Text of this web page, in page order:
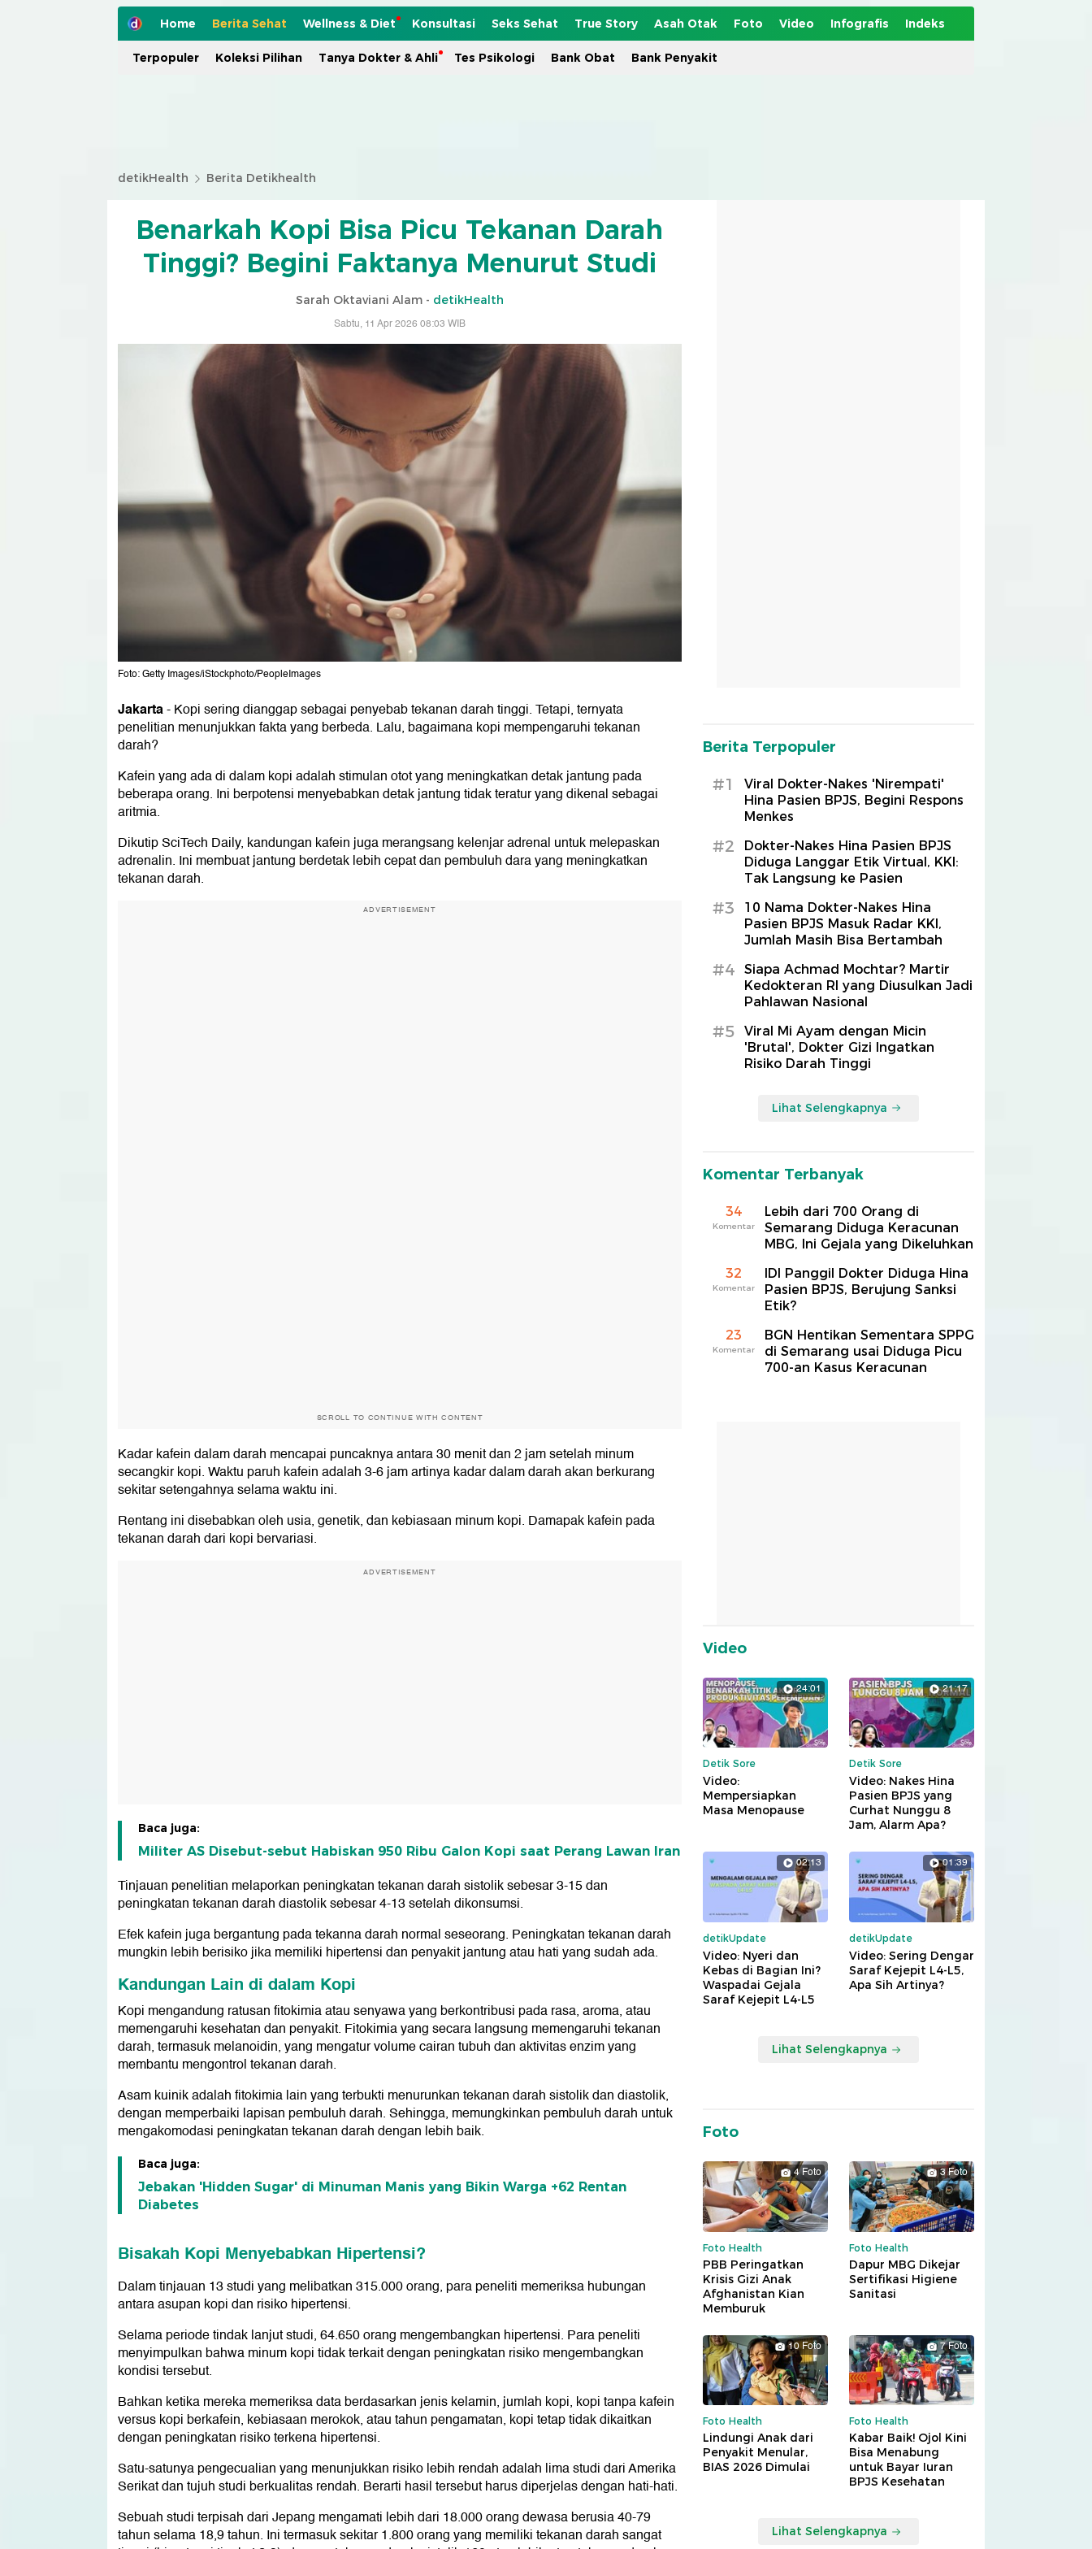
Home Berita Sehat Wellness & Diet Konsultasi Seks Sehat True Story Asah Otak Foto Video Infografis Indeks
Terpopuler Koleksi Pilihan Tanya Dokter & Ahli Tes Psikologi Bank Obat Bank Penyakit
detikHealth Berita Detikhealth
Benarkah Kopi Bisa Picu Tekanan Darah
Tinggi? Begini Faktanya Menurut Studi
Sarah Oktaviani Alam - detikHealth
Sabtu, 11 Apr 2026 08:03 WIB
Foto: Getty Images/iStockphoto/PeopleImages
Jakarta-Kopi sering dianggap sebagai penyebab tekanan darah tinggi. Tetapi, ternyata
penelitian menunjukkan fakta yang berbeda. Lalu, bagaimana kopi mempengaruhi tekanan
darah?
Kafein yang ada di dalam kopi adalah stimulan otot yang meningkatkan detak jantung pada
beberapa orang. Ini berpotensi menyebabkan detak jantung tidak teratur yang dikenal sebagai
aritmia.
Dikutip SciTech Daily, kandungan kafein juga merangsang kelenjar adrenal untuk melepaskan
adrenalin. Ini membuat jantung berdetak lebih cepat dan pembuluh dara yang meningkatkan
tekanan darah.
ADVERTISEMENT
SCROLL TO CONTINUE WITH CONTENT
Kadar kafein dalam darah mencapai puncaknya antara 30 menit dan 2 jam setelah minum
secangkir kopi. Waktu paruh kafein adalah 3-6 jam artinya kadar dalam darah akan berkurang
sekitar setengahnya selama waktu ini.
Rentang ini disebabkan oleh usia, genetik, dan kebiasaan minum kopi. Damapak kafein pada
tekanan darah dari kopi bervariasi.
ADVERTISEMENT
Baca juga:
Militer AS Disebut-sebut Habiskan 950 Ribu Galon Kopi saat Perang Lawan Iran
Tinjauan penelitian melaporkan peningkatan tekanan darah sistolik sebesar 3-15 dan
peningkatan tekanan darah diastolik sebesar 4-13 setelah dikonsumsi.
Efek kafein juga bergantung pada tekanna darah normal seseorang. Peningkatan tekanan darah
mungkin lebih berisiko jika memiliki hipertensi dan penyakit jantung atau hati yang sudah ada.
Kandungan Lain di dalam Kopi
Kopi mengandung ratusan fitokimia atau senyawa yang berkontribusi pada rasa, aroma, atau
memengaruhi kesehatan dan penyakit. Fitokimia yang secara langsung memengaruhi tekanan
darah, termasuk melanoidin, yang mengatur volume cairan tubuh dan aktivitas enzim yang
membantu mengontrol tekanan darah.
Asam kuinik adalah fitokimia lain yang terbukti menurunkan tekanan darah sistolik dan diastolik,
dengan memperbaiki lapisan pembuluh darah. Sehingga, memungkinkan pembuluh darah untuk
mengakomodasi peningkatan tekanan darah dengan lebih baik.
Baca juga:
Jebakan 'Hidden Sugar' di Minuman Manis yang Bikin Warga +62 Rentan
Diabetes
Bisakah Kopi Menyebabkan Hipertensi?
Dalam tinjauan 13 studi yang melibatkan 315.000 orang, para peneliti memeriksa hubungan
antara asupan kopi dan risiko hipertensi.
Selama periode tindak lanjut studi, 64.650 orang mengembangkan hipertensi. Para peneliti
menyimpulkan bahwa minum kopi tidak terkait dengan peningkatan risiko mengembangkan
kondisi tersebut.
Bahkan ketika mereka memeriksa data berdasarkan jenis kelamin, jumlah kopi, kopi tanpa kafein
versus kopi berkafein, kebiasaan merokok, atau tahun pengamatan, kopi tetap tidak dikaitkan
dengan peningkatan risiko terkena hipertensi.
Satu-satunya pengecualian yang menunjukkan risiko lebih rendah adalah lima studi dari Amerika
Serikat dan tujuh studi berkualitas rendah. Berarti hasil tersebut harus diperjelas dengan hati-hati.
Sebuah studi terpisah dari Jepang mengamati lebih dari 18.000 orang dewasa berusia 40-79
tahun selama 18,9 tahun. Ini termasuk sekitar 1.800 orang yang memiliki tekanan darah sangat
Berita Terpopuler
#1
Viral Dokter-Nakes 'Nirempati'
Hina Pasien BPJS, Begini Respons
Menkes
#2
Dokter-Nakes Hina Pasien BPJS
Diduga Langgar Etik Virtual, KKI:
Tak Langsung ke Pasien
#3
10 Nama Dokter-Nakes Hina
Pasien BPJS Masuk Radar KKI,
Jumlah Masih Bisa Bertambah
#4
Siapa Achmad Mochtar? Martir
Kedokteran RI yang Diusulkan Jadi
Pahlawan Nasional
#5
Viral Mi Ayam dengan Micin
'Brutal', Dokter Gizi Ingatkan
Risiko Darah Tinggi
Lihat Selengkapnya
Komentar Terbanyak
34
Komentar
Lebih dari 700 Orang di
Semarang Diduga Keracunan
MBG, Ini Gejala yang Dikeluhkan
32
Komentar
IDI Panggil Dokter Diduga Hina
Pasien BPJS, Berujung Sanksi
Etik?
23
Komentar
BGN Hentikan Sementara SPPG
di Semarang usai Diduga Picu
700-an Kasus Keracunan
Video
24:01
Detik Sore
Video:
Mempersiapkan
Masa Menopause
21:17
Detik Sore
Video: Nakes Hina
Pasien BPJS yang
Curhat Nunggu 8
Jam, Alarm Apa?
02:13
detikUpdate
Video: Nyeri dan
Kebas di Bagian Ini?
Waspadai Gejala
Saraf Kejepit L4-L5
01:39
detikUpdate
Video: Sering Dengar
Saraf Kejepit L4-L5,
Apa Sih Artinya?
Lihat Selengkapnya
Foto
4 Foto
Foto Health
PBB Peringatkan
Krisis Gizi Anak
Afghanistan Kian
Memburuk
3 Foto
Foto Health
Dapur MBG Dikejar
Sertifikasi Higiene
Sanitasi
10 Foto
Foto Health
Lindungi Anak dari
Penyakit Menular,
BIAS 2026 Dimulai
7 Foto
Foto Health
Kabar Baik! Ojol Kini
Bisa Menabung
untuk Bayar Iuran
BPJS Kesehatan
Lihat Selengkapnya